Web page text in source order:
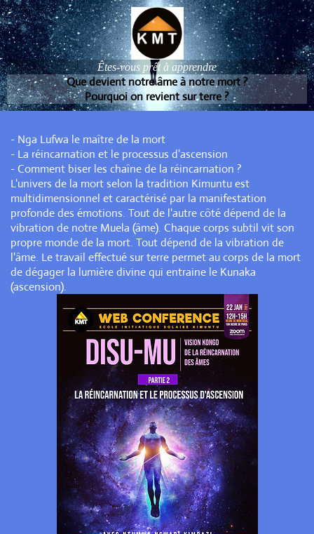
Êtes-vous prêt à apprendre
Que devient notre âme à notre mort ?
Pourquoi on revient sur terre ?
- Nga Lufwa le maître de la mort
- La réincarnation et le processus d'ascension
- Comment biser les chaîne de la réincarnation ?
L'univers de la mort selon la tradition Kimuntu est
multidimensionnel et caractérisé par la manifestation
profonde des émotions. Tout de l'autre côté dépend de la
vibration de notre Muela (âme). Chaque corps subtil vit son
propre monde de la mort. Tout dépend de la vibration de
l'âme. Le travail effectué sur terre permet au corps de la mort
de dégager la lumière divine qui entraine le Kunaka
(ascension).